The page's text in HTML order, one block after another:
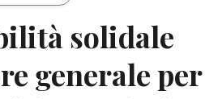
solidale
generale per